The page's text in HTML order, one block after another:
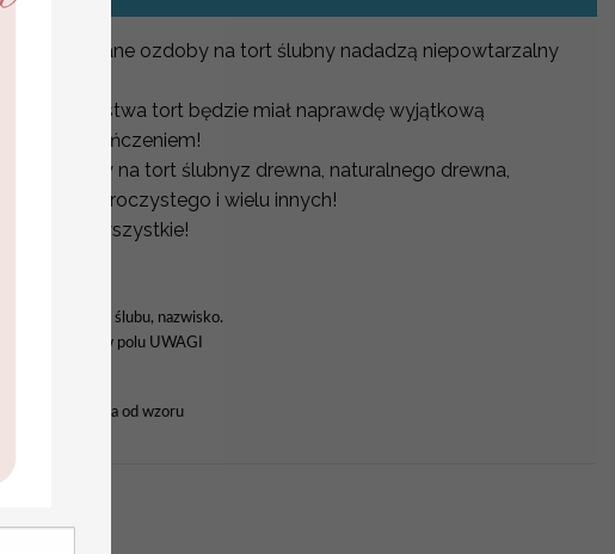
ozdoby na tort ślubny nadadzą niepowtarzalny
że Państwa tort będzie miał naprawdę wyjątkową
wykończeniem!
napisy na tort ślubnyz drewna, naturalnego drewna,
przezroczystego i wielu innych!
je wszystkie!
imiona, data ślubu, nazwisko.
lub w polu UWAGI
wzoru:
zależna od wzoru